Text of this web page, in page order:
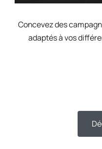
Concevez des
adaptés à vos